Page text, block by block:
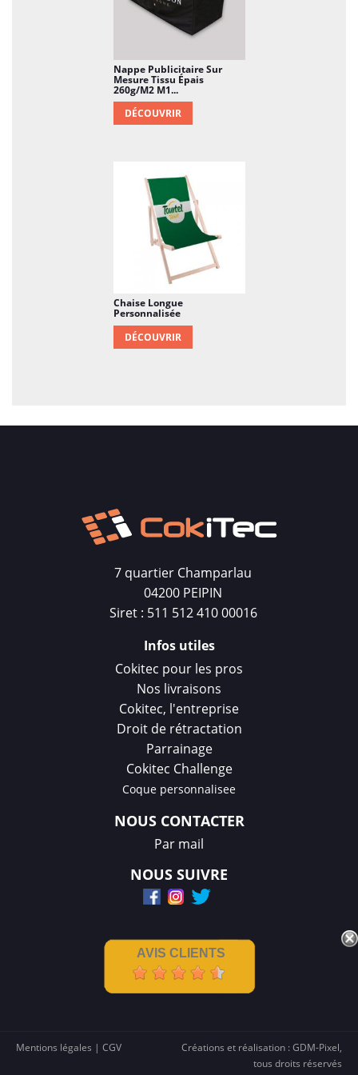
Nappe Publicitaire Sur
Mesure Tissu Épais
260g/m2 M1...
DÉCOUVRIR
Chaise Longue
Personnalisée
DÉCOUVRIR
7 quartier Champarlau
04200 PEIPIN
Siret : 511 512 410 00016
Infos utiles
Cokitec pour les pros
Nos livraisons
Cokitec, l'entreprise
Droit de rétractation
Parrainage
Cokitec Challenge
Coque personnalisee
NOUS CONTACTER
Par mail
NOUS SUIVRE
AVIS CLIENTS
Mentions légales | CGV Créations et réalisation :GDM-Pixel,
tous droits réservés